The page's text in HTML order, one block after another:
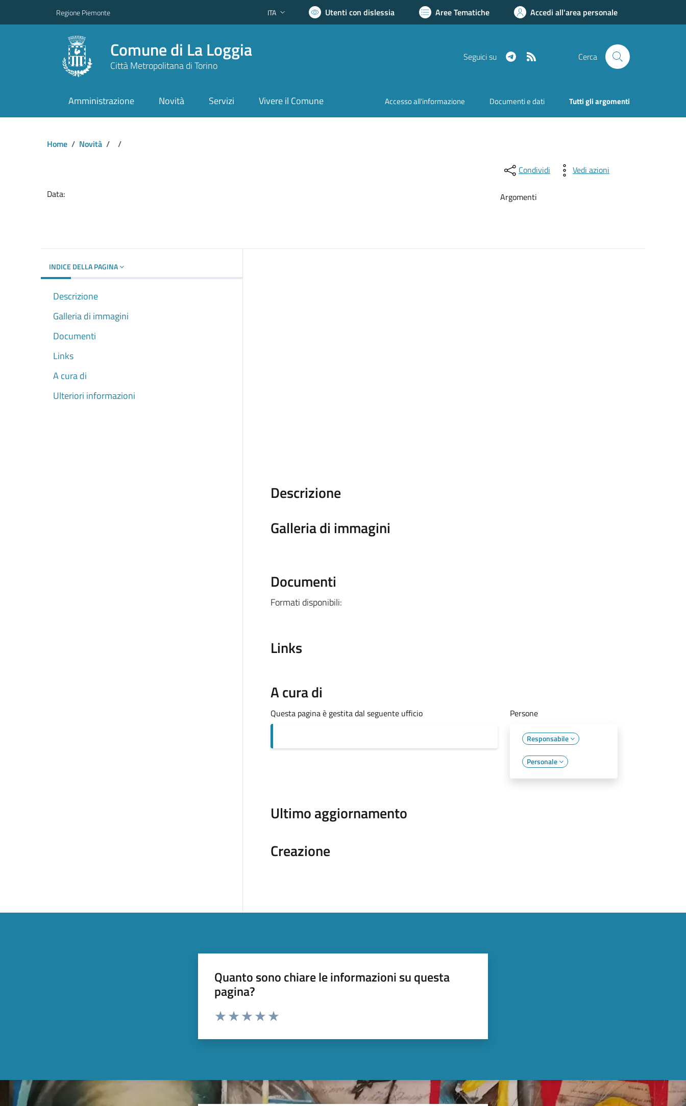
Regione Piemonte Lingua attiva:
ITA Utenti con dislessia Aree Tematiche Accedi all'area personale
Comune di La Loggia
Città Metropolitana di Torino
Seguici su Telegram Cerca
Amministrazione Novità Servizi Vivere il Comune Accesso all'informazione Documenti e dati Tutti gli argomenti
Home / Novità / /
Data:
Condividi Vedi azioni
Argomenti
INDICE DELLA PAGINA
Descrizione
Galleria di immagini
Documenti
Links
A cura di
Ulteriori informazioni
Descrizione
Galleria di immagini
Documenti
Formati disponibili:
Links
A cura di
Questa pagina è gestita dal seguente ufficio Persone
Responsabile
Personale
Ultimo aggiornamento
Creazione
Quanto sono chiare le informazioni su questa
pagina?
Valuta da 1 a 5 stelle la pagina